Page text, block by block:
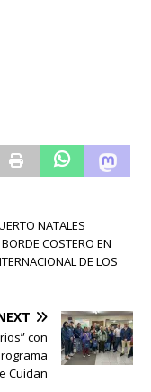
NATALES
COSTERO EN
DE LOS
con
Cuidan